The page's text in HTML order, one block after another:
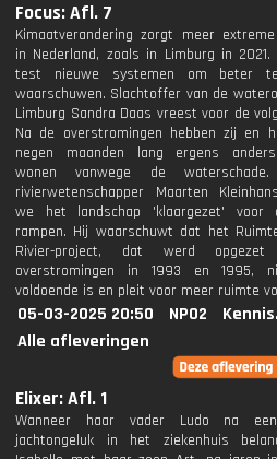
Focus: Afl. 7
Kimaatverandering zorgt meer
in Nederland, zoals in Limburg in 2021.
test nieuwe systemen om beter
waarschuwen. Slachtoffer van de
Limburg Sandra Daas vreest voor de
Na de overstromingen hebben zij en
negen maanden lang ergens
wonen vanwege de waterschade.
rivierwetenschapper Maarten
we het landschap 'klaargezet' voor
rampen. Hij waarschuwt dat het
Rivier-project, dat werd
overstromingen in 1993 en 1995,
voldoende is en pleit voor meer ruimte
05-03-2025 20:50 NPO2
Alle afleveringen
Elixer: Afl. 1
Wanneer haar vader Ludo na
jachtongeluk in het ziekenhuis